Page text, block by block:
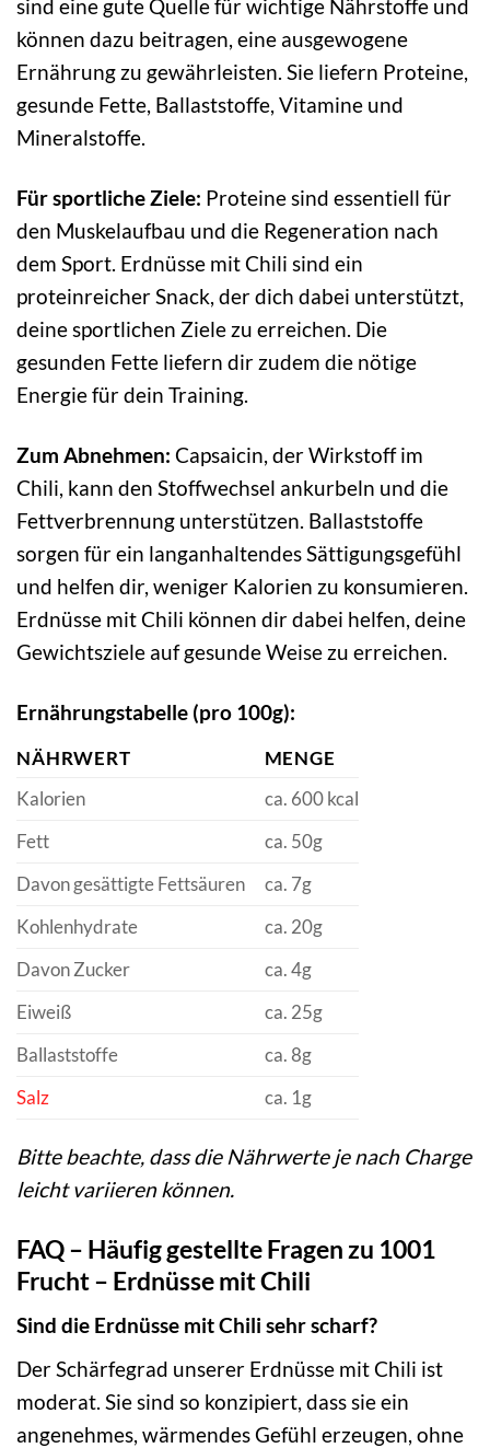
sind eine gute Quelle für wichtige Nährstoffe und
können dazu beitragen, eine ausgewogene
Ernährung zu gewährleisten. Sie liefern Proteine,
gesunde Fette, Ballaststoffe, Vitamine und
Mineralstoffe.
Für sportliche Ziele: Proteine sind essentiell für
den Muskelaufbau und die Regeneration nach
dem Sport. Erdnüsse mit Chili sind ein
proteinreicher Snack, der dich dabei unterstützt,
deine sportlichen Ziele zu erreichen. Die
gesunden Fette liefern dir zudem die nötige
Energie für dein Training.
Zum Abnehmen: Capsaicin, der Wirkstoff im
Chili, kann den Stoffwechsel ankurbeln und die
Fettverbrennung unterstützen. Ballaststoffe
sorgen für ein langanhaltendes Sättigungsgefühl
und helfen dir, weniger Kalorien zu konsumieren.
Erdnüsse mit Chili können dir dabei helfen, deine
Gewichtsziele auf gesunde Weise zu erreichen.
Ernährungstabelle (pro 100g):
NÄHRWERT
MENGE
Kalorien
ca. 600 kcal
Fett
ca. 50g
Davon gesättigte Fettsäuren
ca. 7g
Kohlenhydrate
ca. 20g
Davon Zucker
ca. 4g
Eiweiß
ca. 25g
Ballaststoffe
ca. 8g
Salz
ca. 1g
Bitte beachte, dass die Nährwerte je nach Charge
leicht variieren können.
FAQ – Häufig gestellte Fragen zu 1001
Frucht – Erdnüsse mit Chili
Sind die Erdnüsse mit Chili sehr scharf?
Der Schärfegrad unserer Erdnüsse mit Chili ist
moderat. Sie sind so konzipiert, dass sie ein
angenehmes, wärmendes Gefühl erzeugen, ohne